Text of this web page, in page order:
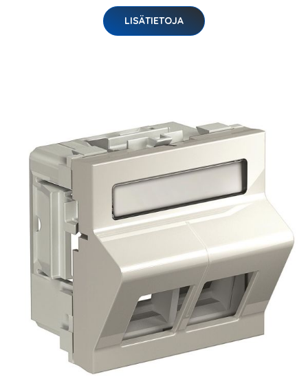
LISÄTIETOJA